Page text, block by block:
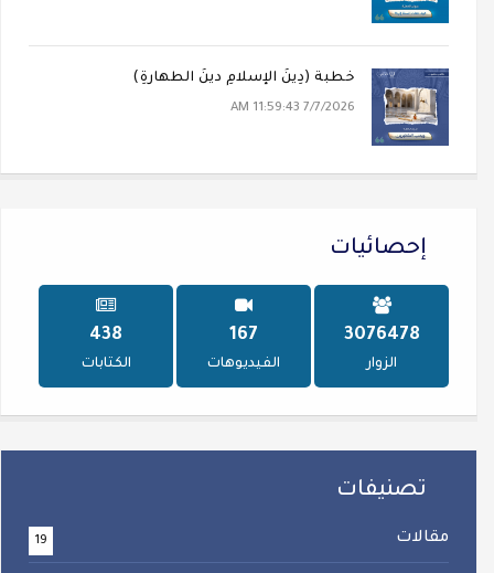
خطبة (دِينُ الإسلامِ دينُ الطهارةِ)
7/7/2026 11:59:43 AM
إحصائيات
3929312
الزوار
213
الفيديوهات
560
الكتابات
تصنيفات
مقالات 19